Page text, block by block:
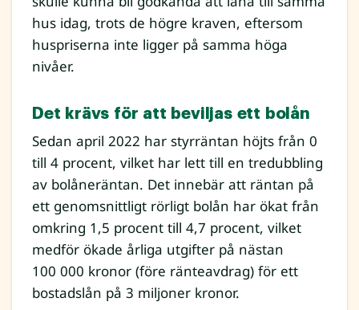
hus idag, trots de högre kraven, eftersom
huspriserna inte ligger på samma höga
nivåer.
Det krävs för att beviljas ett bolån
Sedan april 2022 har styrräntan höjts från 0
till 4 procent, vilket har lett till en tredubbling
av bolåneräntan. Det innebär att räntan på
ett genomsnittligt rörligt bolån har ökat från
omkring 1,5 procent till 4,7 procent, vilket
medför ökade årliga utgifter på nästan
100 000 kronor (före ränteavdrag) för ett
bostadslån på 3 miljoner kronor.